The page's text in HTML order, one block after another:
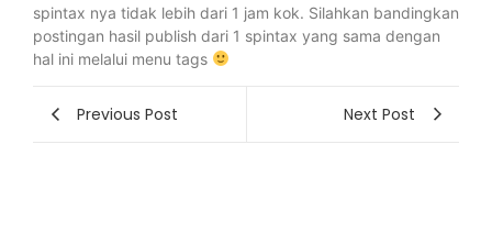
spintax nya tidak lebih dari 1 jam kok. Silahkan bandingkan
postingan hasil publish dari 1 spintax yang sama dengan
hal ini melalui menu tags
Previous Post Next Post